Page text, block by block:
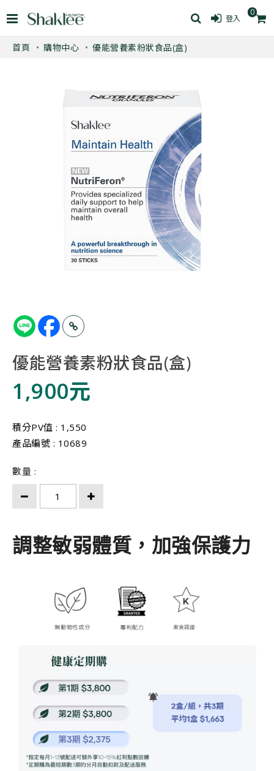
0
登入
首頁 購物中心 優能營養素粉狀食品(盒)
優能營養素粉狀食品(盒)
1,900元
積分PV值 : 1,550
產品編號 : 10689
數量 :
調整敏弱體質，加強保護力